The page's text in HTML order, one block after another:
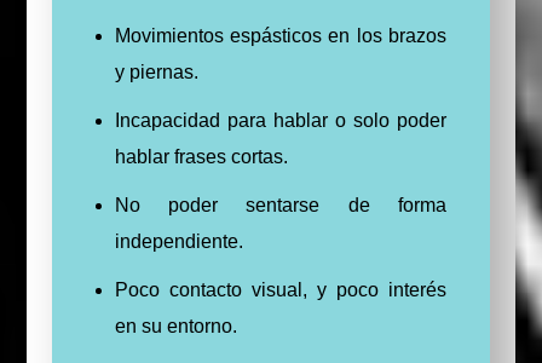
Movimientos espásticos en los brazos
y piernas.
Incapacidad para hablar o solo poder
hablar frases cortas.
No poder sentarse de forma
independiente.
Poco contacto visual, y poco interés
en su entorno.